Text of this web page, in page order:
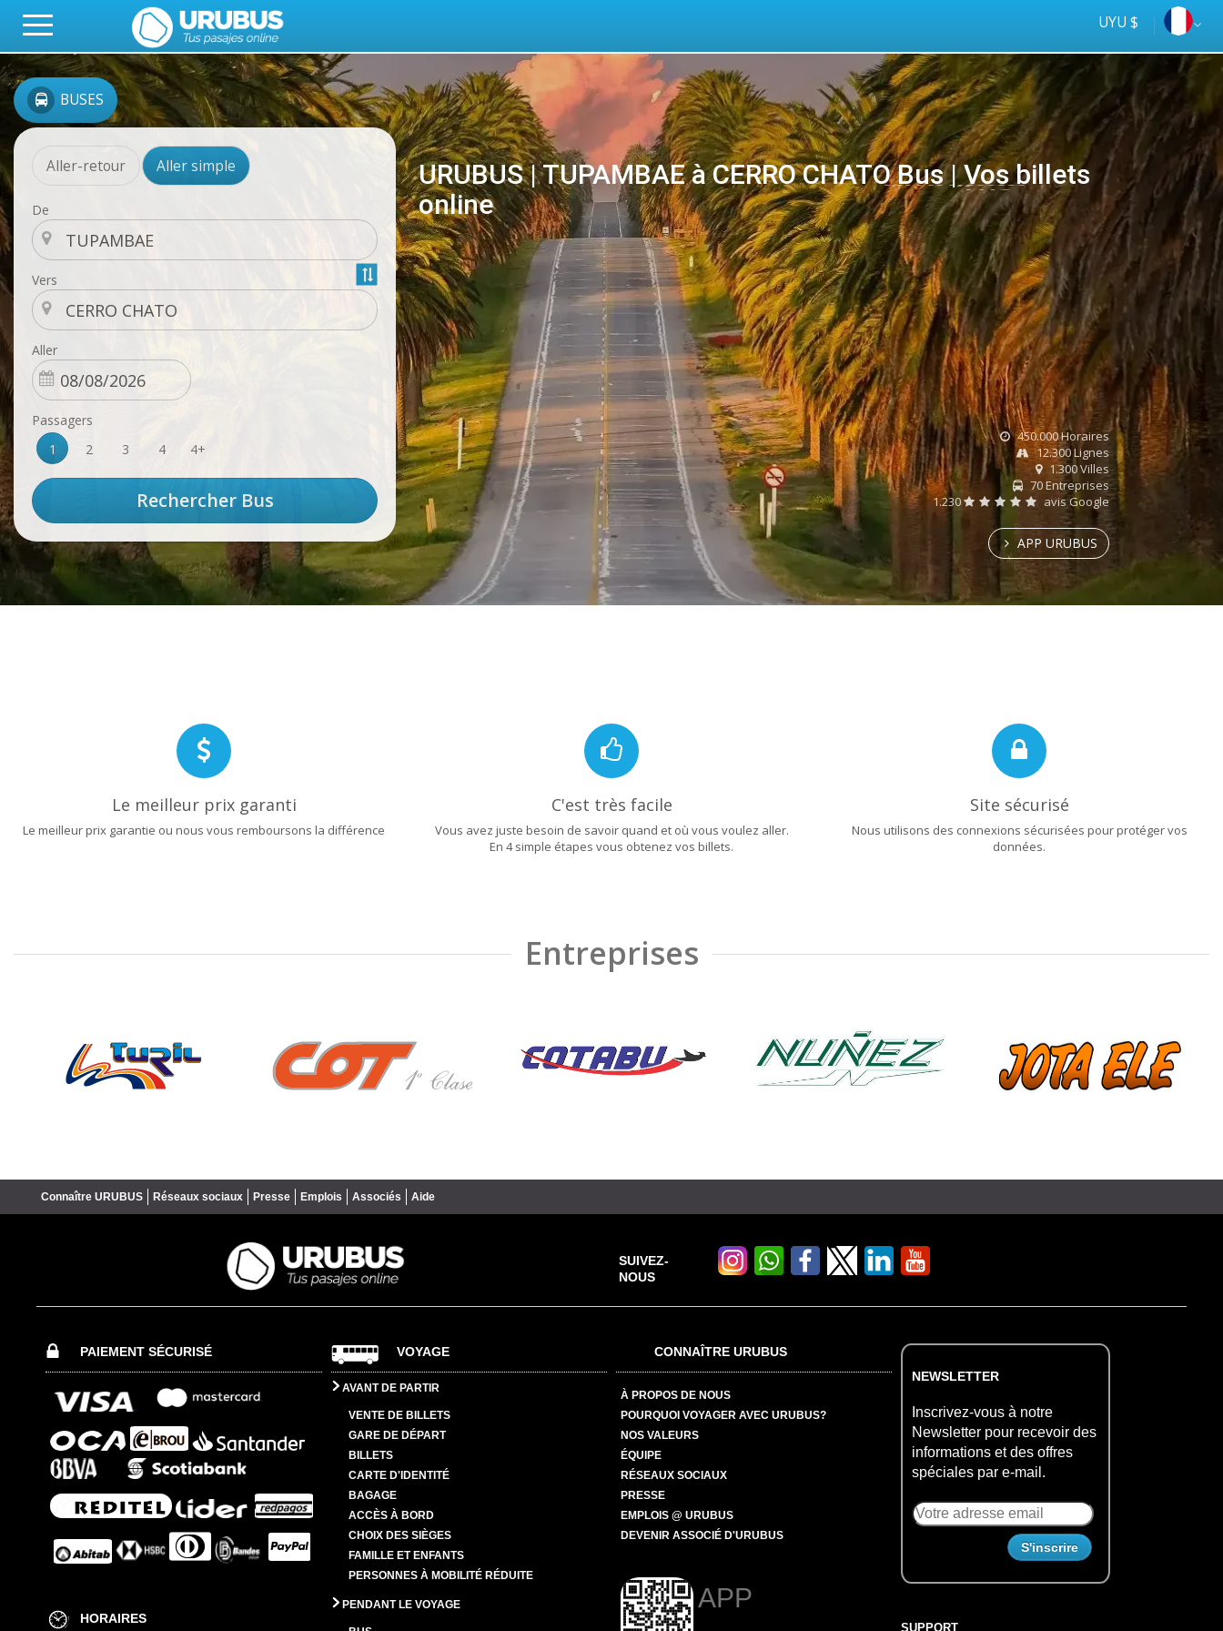
UYU $
BUSES
Aller-retour Aller simple
De
Vers
Aller
Passagers
1
2 3 4 4+
URUBUS | TUPAMBAE à CERRO CHATO Bus | Vos billets
online
online
Tus
ómnibus
450.000 Horaires
12.300 Lignes
1.300 Villes
70 Entreprises
1.230
avis Google
APP URUBUS
Le meilleur prix garanti
Le meilleur prix garantie ou nous vous remboursons la différence
C'est très facile
Vous avez juste besoin de savoir quand et où vous voulez aller.
En 4 simple étapes vous obtenez vos billets.
Site sécurisé
Nous utilisons des connexions sécurisées pour protéger vos
données.
Entreprises
Connaître URUBUS Réseaux sociaux Presse Emplois Associés Aide
SUIVEZ-
NOUS
PAIEMENT SÉCURISÉ
HORAIRES
VOYAGE
AVANT DE PARTIR
VENTE DE BILLETS
GARE DE DÉPART
BILLETS
CARTE D'IDENTITÉ
BAGAGE
ACCÈS À BORD
CHOIX DES SIÈGES
FAMILLE ET ENFANTS
PERSONNES À MOBILITÉ RÉDUITE
PENDANT LE VOYAGE
CONNAÎTRE URUBUS
À PROPOS DE NOUS
POURQUOI VOYAGER AVEC URUBUS?
NOS VALEURS
ÉQUIPE
RÉSEAUX SOCIAUX
PRESSE
EMPLOIS @ URUBUS
DEVENIR ASSOCIÉ D'URUBUS
APP
NEWSLETTER
Inscrivez-vous à notre
Newsletter pour recevoir des
informations et des offres
spéciales par e-mail.
SUPPORT